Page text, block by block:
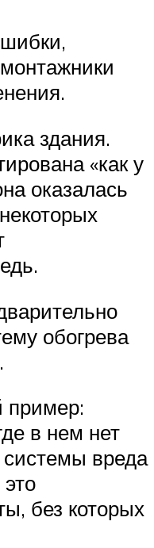
здания.
«как у
оказалась
обогрева
пример:
в нем нет
вреда
без которых